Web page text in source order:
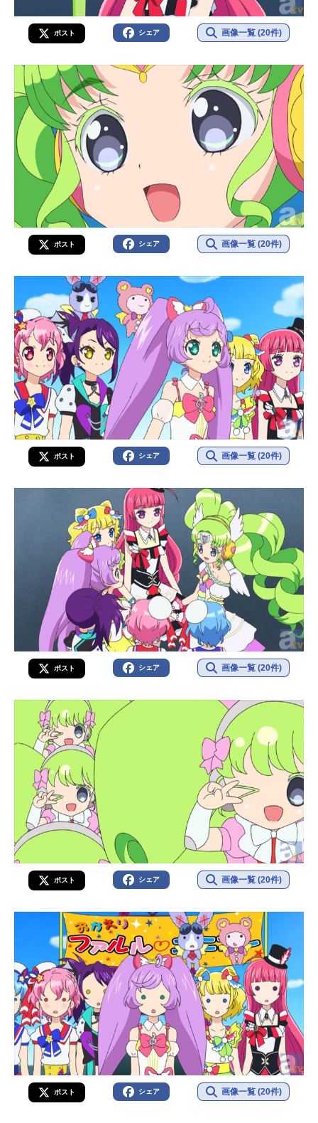
ポスト シェア 画像一覧 (20件)
ポスト シェア 画像一覧 (20件)
ポスト シェア 画像一覧 (20件)
ポスト シェア 画像一覧 (20件)
ポスト シェア 画像一覧 (20件)
ポスト シェア 画像一覧 (20件)